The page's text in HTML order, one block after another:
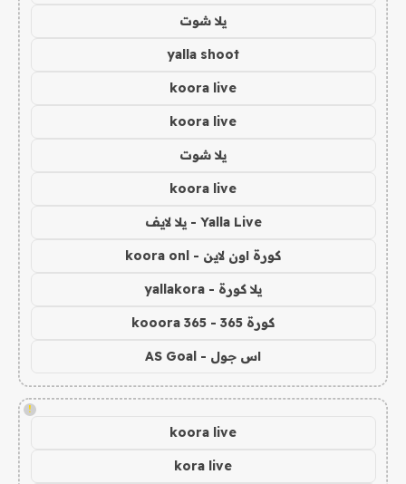
يلا شوت
yalla shoot
koora live
koora live
يلا شوت
koora live
Yalla Live - يلا لايف
كورة اون لاين - koora onl
يلا كورة - yallakora
كورة 365 - kooora 365
اس جول - AS Goal
!
koora live
kora live